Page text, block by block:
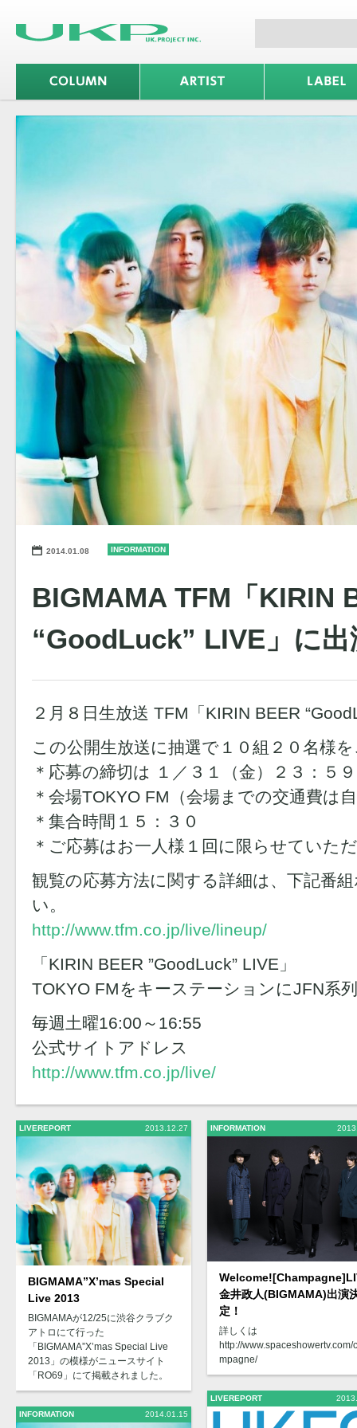
2014.01.08 INFORMATION
BIGMAMA TFM「KIRIN
“GoodLuck” LIVE」に出
２月８日生放送 TFM「KIRIN BEER
この公開生放送に抽選で１０組２０名様
＊応募の締切は １／３１（金）２３：５
＊会場TOKYO FM（会場までの交通費は
＊集合時間１５：３０
＊ご応募はお一人様１回に限らせていた
観覧の応募方法に関する詳細は、下記番
い。
http://www.tfm.co.jp/live/lineup/
「KIRIN BEER ”GoodLuck” LIVE」
TOKYO FMをキーステーションにJFN系
毎週土曜16:00～16:55
公式サイトアドレス
http://www.tfm.co.jp/live/
LIVEREPORT 2013.12.27
BIGMAMA”X’mas Special
Live 2013
BIGMAMAが12/25に渋谷クラブク
アトロにて行った
「BIGMAMA”X’mas Special Live
2013」の模様がニュースサイト
「RO69」にて掲載されました。
INFORMATION 2014.01.15
INFORMATION
金井政人(BIGMAMA)出演
定！
詳しくは
http://www.spaceshowertv.com/
mpagne/
LIVEREPORT